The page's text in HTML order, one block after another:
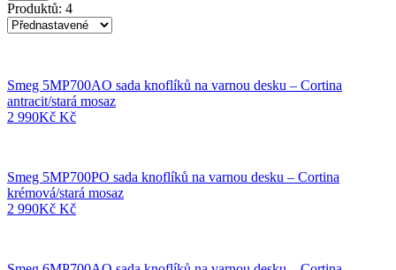
Produktů: 4
Smeg 5MP700AO sada knoflíků na varnou desku – Cortina
antracit/stará mosaz
2 990Kč Kč
Smeg 5MP700PO sada knoflíků na varnou desku – Cortina
krémová/stará mosaz
2 990Kč Kč